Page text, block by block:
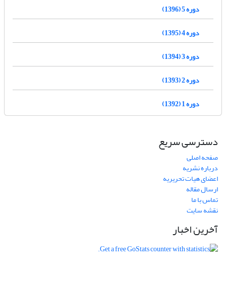
دوره 5 (1396)
دوره 4 (1395)
دوره 3 (1394)
دوره 2 (1393)
دوره 1 (1392)
دسترسی سریع
صفحه اصلی
درباره نشریه
اعضای هیات تحریریه
ارسال مقاله
تماس با ما
نقشه سایت
آخرین اخبار